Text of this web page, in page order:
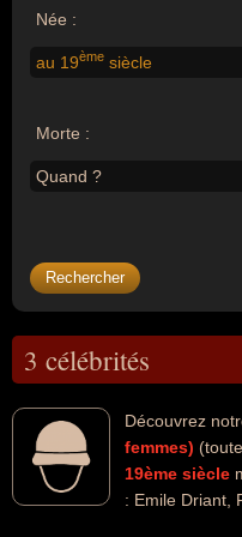
Née :
au 19ème siècle
Morte :
Quand ?
3 célébrités
Découvrez
femmes)
19ème siècle
: Emile Driant,